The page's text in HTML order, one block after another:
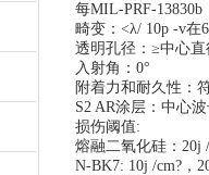
每MIL-PRF-
畸变：<λ/ 10p -v在
透明孔径：≥中心直
入射角：0°
附着力和耐久性：
S2 AR涂层：中心
损伤阈值:
熔融二氧化硅：20j
N-BK7: 10j /cm?，